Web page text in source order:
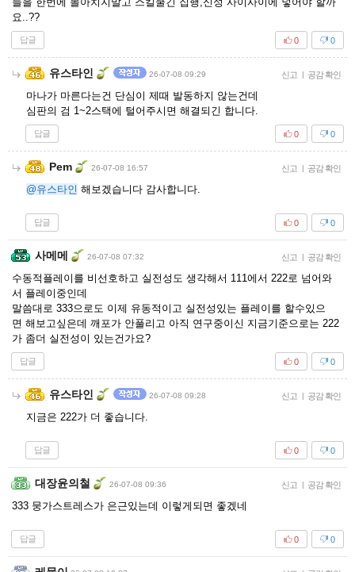
요..??
답글 0
0
유스타인 26-07-08 09:29 신고 | 공감 확인
마나가 마른다는건 단심이 제때 발동하지 않는건데
심판의 검 1~2스택에 털어주시면 해결되긴 합니다.
답글 0
0
Pem 26-07-08 16:57 신고 | 공감 확인
@유스타인 해보겠습니다 감사합니다.
답글 0
0
사메메 26-07-08 07:32 신고 | 공감 확인
수동적플레이를 비선호하고 실전성도 생각해서 111에서 222로 넘어와
서 플레이중인데
말씀대로 333으로도 이제 유동적이고 실전성있는 플레이를 할수있으
면 해보고싶은데 깨포가 안풀리고 아직 연구중이신 지금기준으로는 222
가 좀더 실전성이 있는건가요?
답글 0
0
유스타인 26-07-08 09:28 신고 | 공감 확인
지금은 222가 더 좋습니다.
답글 0
0
대장윤의철 26-07-08 09:36 신고 | 공감 확인
333 뭉가스트레스가 은근있는데 이렇게되면 좋겠네
답글 0
0